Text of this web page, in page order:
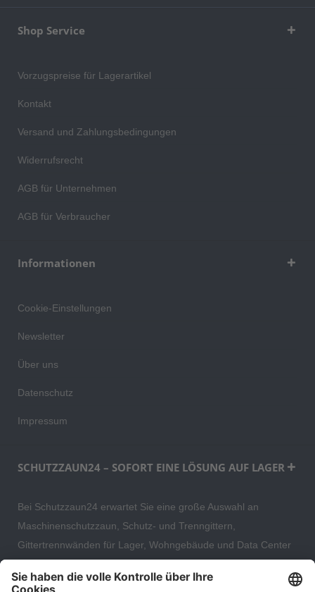
Shop Service
Vorzugspreise für Lagerartikel
Kontakt
Versand und Zahlungsbedingungen
Widerrufsrecht
AGB für Unternehmen
AGB für Verbraucher
Informationen
Cookie-Einstellungen
Newsletter
Über uns
Datenschutz
Impressum
SCHUTZZAUN24 – SOFORT EINE LÖSUNG AUF LAGER
Bei Schutzzaun24 erwartet Sie eine große Auswahl an
Maschinenschutzzaun, Schutz- und Trenngittern,
Gittertrennwänden für Lager, Wohngebäude und Data Center
hochwertige Gartenzäune und Zaunsysteme für die sichere